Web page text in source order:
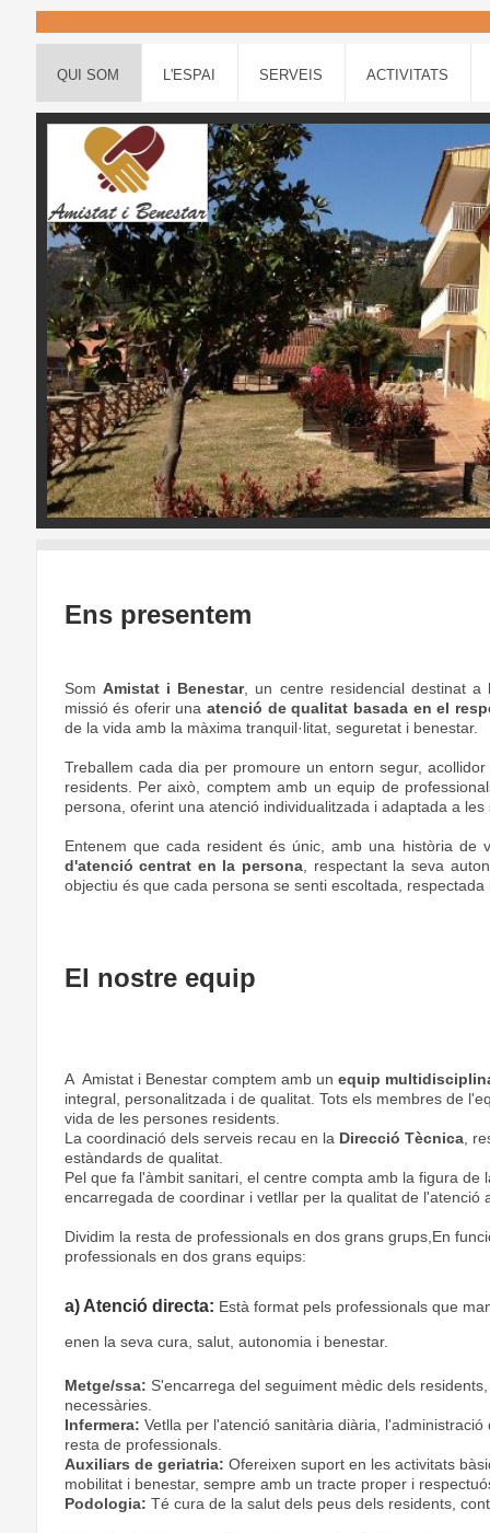
QUI SOM L'ESPAI SERVEIS ACTIVITATS
Ens presentem
Som Amistat i Benestar, un centre residencial destinat a
missió és oferir unaatenció de qualitat basada en el
de la vida amb la màxima tranquil·litat, seguretat i benestar.
Treballem cada dia per promoure un entorn segur,
residents. Per això, comptem amb un equip de
persona, oferint una atenció individualitzada i adaptada a
Entenem que cada resident és únic, amb una història
d'atenció centrat en la persona , respectant la seva
objectiu és que cada persona se senti escoltada,
El nostre equip
A Amistat i Benestar comptem amb un equip
integral, personalitzada i de qualitat. Tots els membres de
vida de les persones residents.
La coordinació dels serveis recau en la Direcció Tècnica,
estàndards de qualitat.
Pel que fa l'àmbit sanitari, el centre compta amb la figura de
encarregada de coordinar i vetllar per la qualitat de l'atenció
Dividim la resta de professionals en dos grans grups,En
professionals en dos grans equips:
a) Atenció directa: Està format pels professionals que
enen la seva cura, salut, autonomia i benestar.
Metge/ssa: S'encarrega del seguiment mèdic dels
necessàries.
Infermera: Vetlla per l'atenció sanitària diària,
resta de professionals.
Auxiliars de geriatria: Ofereixen suport en les activitats
mobilitat i benestar, sempre amb un tracte proper i
Podologia: Té cura de la salut dels peus dels residents,